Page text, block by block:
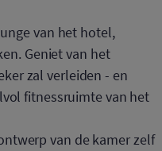
van het hotel,
Geniet van het
zal verleiden - en
fitnessruimte van het
van de kamer zelf